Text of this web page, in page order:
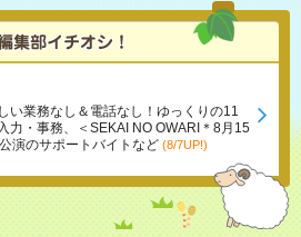
い業務なし＆電話なし！ゆっくりの11
力・事務、＜SEKAI NO OWARI＊8月15
演のサポートバイトなど (8/7UP!)